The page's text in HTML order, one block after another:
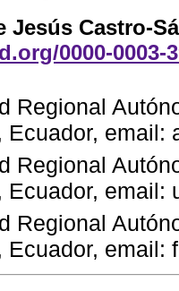
Jesús Castro-
0000-0003-
Regional
Ecuador, email:
Regional
Ecuador, email:
Regional
Ecuador, email: